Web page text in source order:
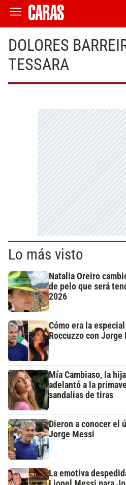
DOLORES
TESSARA
Lo más visto
Natalia Oreiro
de pelo que será
2026
Cómo era la
Roccuzzo con
Mía Cambiaso, la
adelantó a la
sandalias de tiras
Dieron a conocer el
Jorge Messi
La emotiva